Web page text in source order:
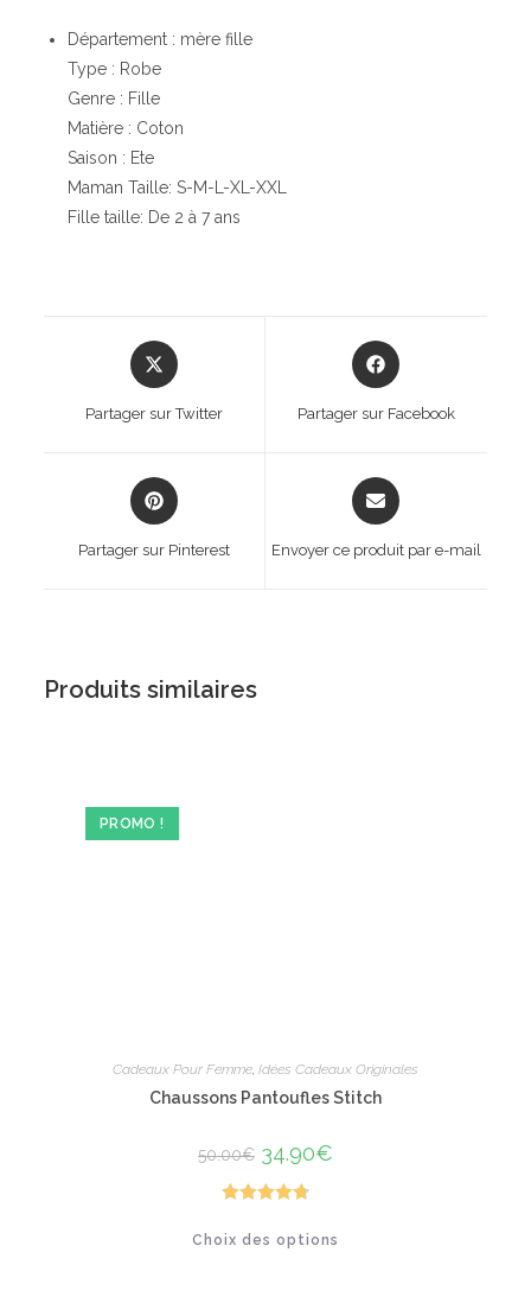
Département : mère fille
Type : Robe
Genre : Fille
Matière : Coton
Saison : Ete
Maman Taille: S-M-L-XL-XXL
Fille taille: De 2 à 7 ans
Opens
in
new
Partager sur Twitter
Opens
in
Partager sur Facebook
Opens
in
Partager sur Pinterest
Opens
in
new
Envoyer ce produit par e-mail
Produits similaires
PROMO !
Cadeaux Pour Femme, Idées Cadeaux Originales
Chaussons Pantoufles Stitch
50.00€ Le
prix
initial
était :
34.90€
sur 5
Choix des options